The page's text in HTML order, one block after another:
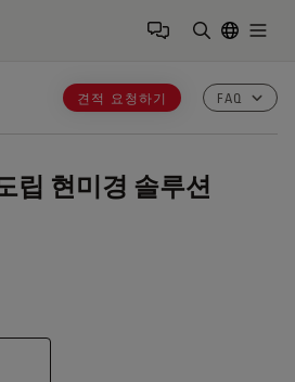
견적 요청하기 FAQ
립 현미경 솔루션